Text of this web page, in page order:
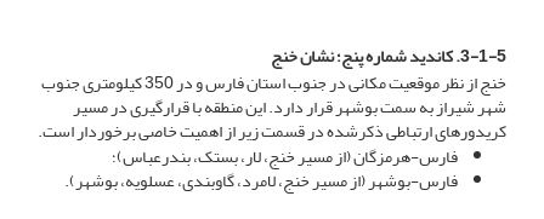
3-1-5. کاندید شماره پنج؛ نشان خنج
خنج از نظر موقعیت مکانی در جنوب استان فارس و در 350 کیلومتری جنوب
شهر شیراز به سمت بوشهر قرار دارد. این منطقه با قرارگیری در مسیر
کریدورهای ارتباطی ذکرشده در قسمت زیر از اهمیت خاصی برخوردار است.
فارس-هرمزگان (از مسیر خنج، لار، بستک، بندرعباس)؛
فارس-بوشهر (از مسیر خنج، لامرد، گاوبندی، عسلویه، بوشهر).